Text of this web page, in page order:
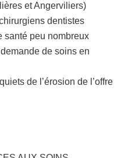
et Angerviliers)
dentistes
santé peu nombreux
de soins en
de l’érosion de l’offre